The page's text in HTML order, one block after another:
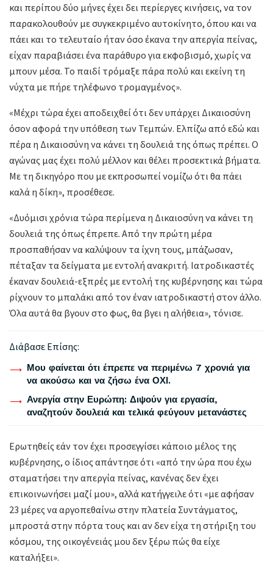
και περίπου δύο μήνες έχει δει περίεργες κινήσεις, να τον
παρακολουθούν με συγκεκριμένο αυτοκίνητο, όπου και να
πάει και το τελευταίο ήταν όσο έκανα την απεργία πείνας,
είχαν παραβιάσει ένα παράθυρο για εκφοβισμό, χωρίς να
μπουν μέσα. Το παιδί τρόμαξε πάρα πολύ και εκείνη τη
νύχτα με πήρε τηλέφωνο τρομαγμένος».
«Μέχρι τώρα έχει αποδειχθεί ότι δεν υπάρχει Δικαιοσύνη
όσον αφορά την υπόθεση των Τεμπών. Ελπίζω από εδώ και
πέρα η Δικαιοσύνη να κάνει τη δουλειά της όπως πρέπει. Ο
αγώνας μας έχει πολύ μέλλον και θέλει προσεκτικά βήματα.
Με τη δικηγόρο που με εκπροσωπεί νομίζω ότι θα πάει
καλά η δίκη», προσέθεσε.
«Δυόμισι χρόνια τώρα περίμενα η Δικαιοσύνη να κάνει τη
δουλειά της όπως έπρεπε. Από την πρώτη μέρα
προσπαθήσαν να καλύψουν τα ίχνη τους, μπάζωσαν,
πέταξαν τα δείγματα με εντολή ανακριτή. Ιατροδικαστές
έκαναν δουλειά-εξπρές με εντολή της κυβέρνησης και τώρα
ρίχνουν το μπαλάκι από τον έναν ιατροδικαστή στον άλλο.
Όλα αυτά θα βγουν στο φως, θα βγει η αλήθεια», τόνισε.
Διάβασε Επίσης:
Μου φαίνεται ότι έπρεπε να περιμένω 7 χρονιά για
να ακούσω και να ζήσω ένα ΟΧΙ.
Ανεργία στην Ευρώπη: Διψούν για εργασία,
αναζητούν δουλειά και τελικά φεύγουν μετανάστες
Ερωτηθείς εάν τον έχει προσεγγίσει κάποιο μέλος της
κυβέρνησης, ο ίδιος απάντησε ότι «από την ώρα που έχω
σταματήσει την απεργία πείνας, κανένας δεν έχει
επικοινωνήσει μαζί μου», αλλά κατήγγειλε ότι «με αφήσαν
23 μέρες να αργοπεθαίνω στην πλατεία Συντάγματος,
μπροστά στην πόρτα τους και αν δεν είχα τη στήριξη του
κόσμου, της οικογένειάς μου δεν ξέρω πώς θα είχε
καταλήξει».